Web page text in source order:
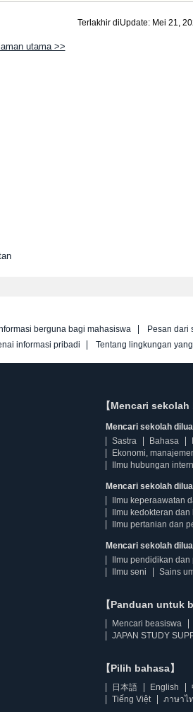
Terlakhir diUpdate: Mei 21,
utama >>
berguna bagi mahasiswa
Pesan dari
informasi pribadi Tentang lingkungan
【Mencari
Mencari sekolah
Sastra
Bahasa
Ekonomi,
Ilmu hubungan
Mencari sekolah
Ilmu keperaawatan
Ilmu kedokteran
Ilmu pertanian dan
Mencari sekolah
Ilmu pendidikan
Ilmu seni
Sains
【Panduan untuk
Mencari beasiswa
JAPAN STUDY
【Pilih bahasa】
日本語 English
Tiếng Việt
ภาษาไ